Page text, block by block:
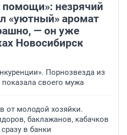
помощи»: незрячий
«уютный» аромат
— он уже
Новосибирск
Порнозвезда из
показала своего мужа
от молодой хозяйки.
баклажанов, кабачков
в банки